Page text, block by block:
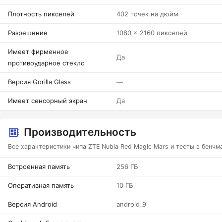
Плотность пикселей 402 точек на дюйм
Разрешение 1080 x 2160 пикселей
Имеет фирменное
противоударное стекло
Да
Версия Gorilla Glass —
Имеет сенсорный экран Да
Производительность
Все характеристики чипа ZTE Nubia Red Magic Mars и тесты в
Встроенная память 256 ГБ
Оперативная память 10 ГБ
Версия Android android_9